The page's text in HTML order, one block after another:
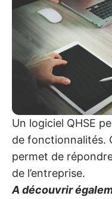
Un logiciel QHSE
de fonctionnalités.
permet de
de l’entreprise.
A découvrir